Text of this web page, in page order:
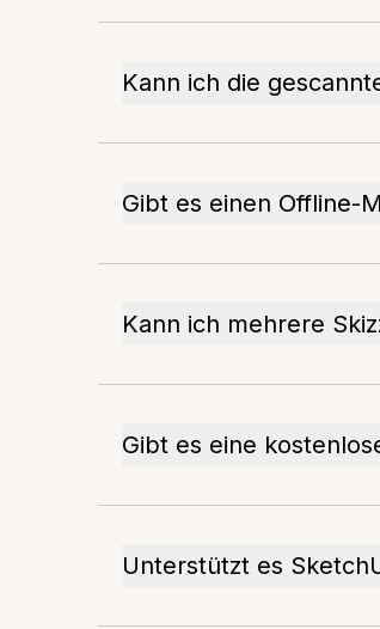
Kann ich die
Gibt es einen Offline-
Kann ich mehrere
Gibt es eine
Unterstützt es